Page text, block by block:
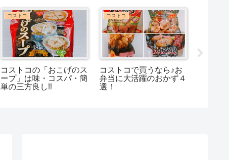
コストコ
コストコの「おこげのス
ープ」は味・コスパ・簡
単の三方良し!!
コストコ
コストコで買うなら♪お
弁当に大活躍のおかず４
選！